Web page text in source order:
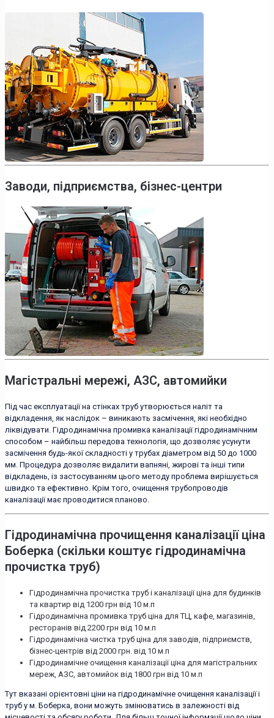
Заводи, підприємства, бізнес-центри
Магістральні мережі, АЗС, автомийки
Під час експлуатації на стінках труб утворюється наліт та
відкладення, як наслідок – виникають засмічення, які необхідно
ліквідувати. Гідродинамічна промивка каналізації гідродинамічним
способом – найбільш передова технологія, що дозволяє усунути
засмічення будь-якої складності у трубах діаметром від 50 до 1000
мм. Процедура дозволяє видалити вапняні, жирові та інші типи
відкладень, із застосуванням цього методу проблема вирішується
швидко та ефективно. Крім того, очищення трубопроводів
каналізації має проводитися планово.
Гідродинамічна прочищення каналізації ціна
Боберка (скільки коштує гідродинамічна
прочистка труб)
Гідродинамічна прочистка труб і каналізації ціна для будинків
та квартир від 1200 грн від 10 м.п
Гідродинамічна промивка труб ціна для ТЦ, кафе, магазинів,
ресторанів від 2200 грн від 10 м.п
Гідродинамічна чистка труб ціна для заводів, підприємств,
бізнес-центрів від 2000 грн. від 10 м.п
Гідродинамічне очищення каналізації ціна для магістральних
мереж, АЗС, автомийок від 1800 грн від 10 м.п
Тут вказані орієнтовні ціни на гідродинамічне очищення каналізації і
труб у м. Боберка, вони можуть змінюватись в залежності від